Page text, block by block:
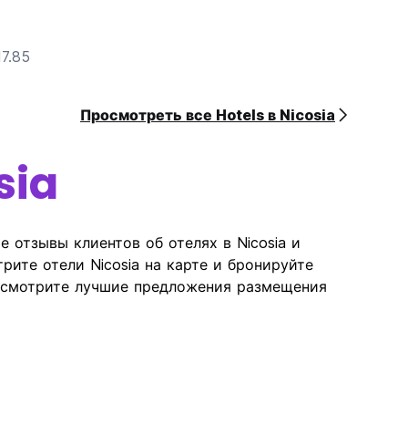
Просмотреть все Hotels в Nicosia
отзывы клиентов об отелях в Nicosia и
отели Nicosia на карте и бронируйте
лучшие предложения размещения